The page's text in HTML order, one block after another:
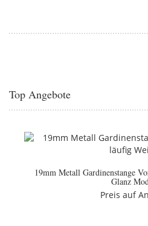
Top Angebote
19mm Metall Gardinenstange
Glanz
Preis auf